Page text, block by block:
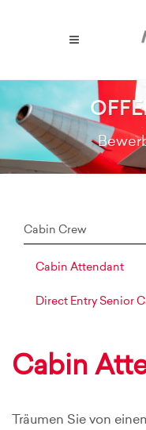
Cabin Crew
Cabin Attendant
Direct Entry Senior
Cabin
Träumen Sie von